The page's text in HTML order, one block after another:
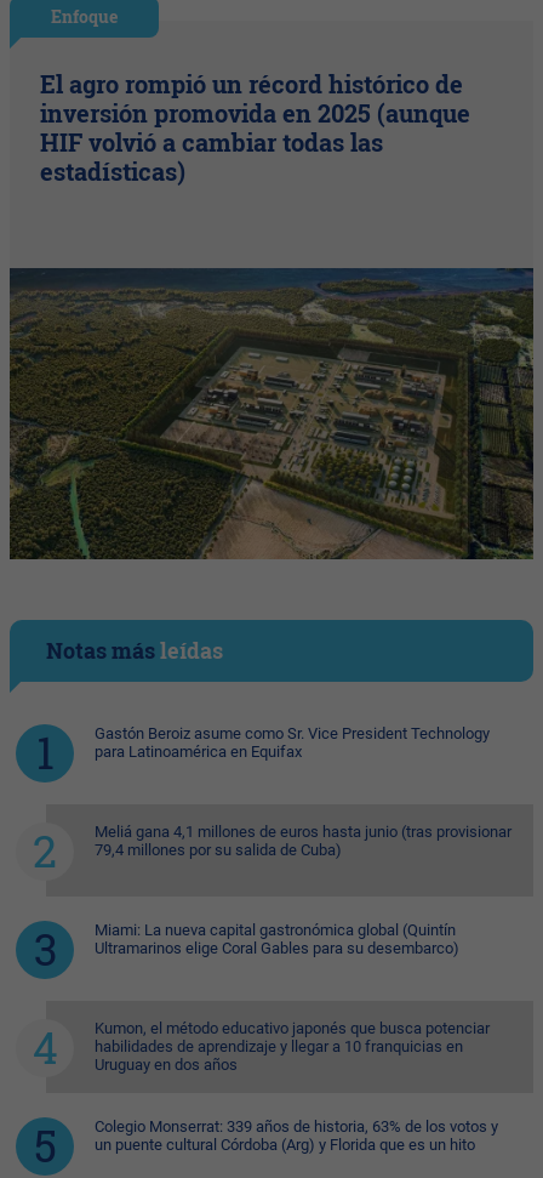
Enfoque
El agro rompió un récord histórico de
inversión promovida en 2025 (aunque
HIF volvió a cambiar todas las
estadísticas)
Notas másleídas
Gastón Beroiz asume como Sr. Vice President Technology
para Latinoamérica en Equifax
Meliá gana 4,1 millones de euros hasta junio (tras provisionar
79,4 millones por su salida de Cuba)
Miami: La nueva capital gastronómica global (Quintín
Ultramarinos elige Coral Gables para su desembarco)
Kumon, el método educativo japonés que busca potenciar
habilidades de aprendizaje y llegar a 10 franquicias en
Uruguay en dos años
Colegio Monserrat: 339 años de historia, 63% de los votos y
un puente cultural Córdoba (Arg) y Florida que es un hito